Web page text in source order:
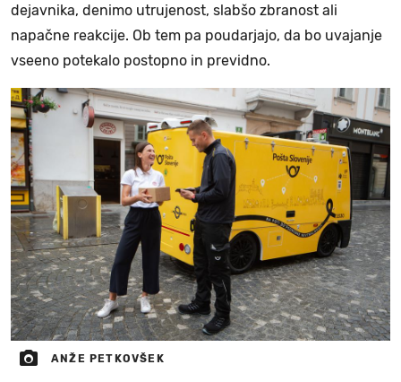
dejavnika, denimo utrujenost, slabšo zbranost ali
napačne reakcije. Ob tem pa poudarjajo, da bo uvajanje
vseeno potekalo postopno in previdno.
ANŽE PETKOVŠEK